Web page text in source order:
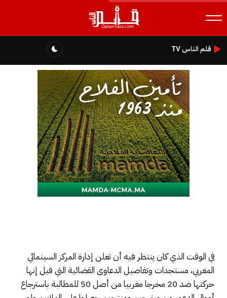
قلم الناس TV
في الوقت الذي كان ينتظر فيه أن تعلن إدارة المركز السينمائي
المغربي، مستجدات وتفاصيل الدعاوى القضائية التي قيل إنها
حركتها ضد 20 مخرجا مغربيا من أصل 50 للمطالبة باسترجاع